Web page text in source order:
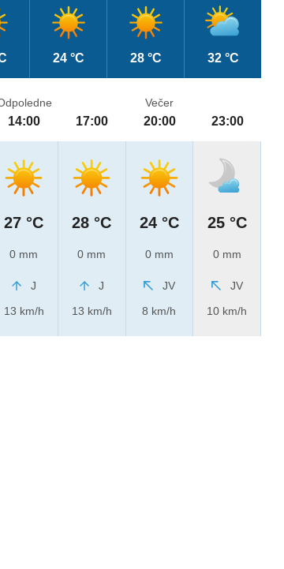
24 °C 28 °C 32 °C
14:00
27 °C
0 mm
J
13 km/h
17:00
28 °C
0 mm
J
13 km/h
Večer
20:00
24 °C
0 mm
JV
8 km/h
23:00
25 °C
0 mm
JV
10 km/h